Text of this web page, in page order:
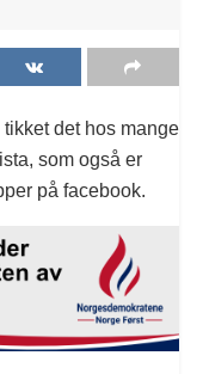
tikket det hos mange
som også er
på facebook.